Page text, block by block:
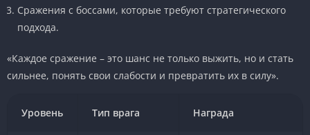
Сражения с боссами, которые требуют стратегического
подхода.
«Каждое сражение – это шанс не только выжить, но и стать
сильнее, понять свои слабости и превратить их в силу».
Уровень Тип врага Награда